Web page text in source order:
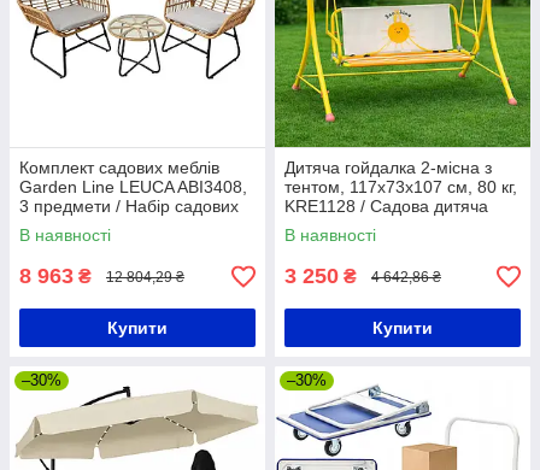
Комплект садових меблів
Garden Line LEUCA ABI3408,
3 предмети / Набір садових
меблів / Комплект меблів для
саду
В наявності
8 963 ₴ 12 804,29 ₴
Купити
Дитяча гойдалка 2-місна з
тентом, 117х73х107 см, 80 кг,
KRE1128 / Садова дитяча
гойдалка / Гойдалка дитяча
металева
В наявності
3 250 ₴ 4 642,86 ₴
Купити
–30% –30%